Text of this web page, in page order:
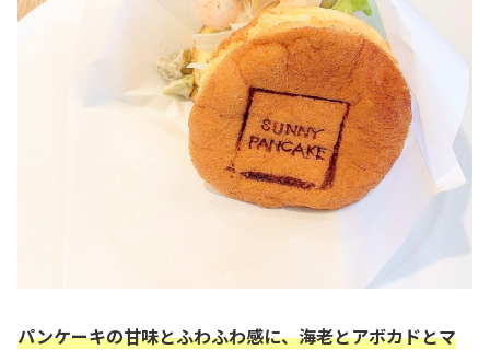
パンケーキの甘味とふわふわ感に、海老とアボカドとマ